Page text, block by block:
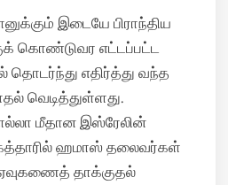
இடையே பிராந்திய
கொண்டுவர எட்டப்பட்ட
எதிர்த்து வந்த
வெடித்துள்ளது.
மீதான இஸ்ரேலின்
ஹமாஸ் தலைவர்கள்
தாக்குதல்